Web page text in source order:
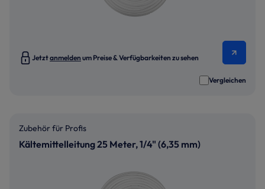
Jetztanmelden um Preise & Verfügbarkeiten zu sehen
Vergleichen
Zubehör für Profis
Kältemittelleitung 25 Meter, 1/4" (6,35 mm)